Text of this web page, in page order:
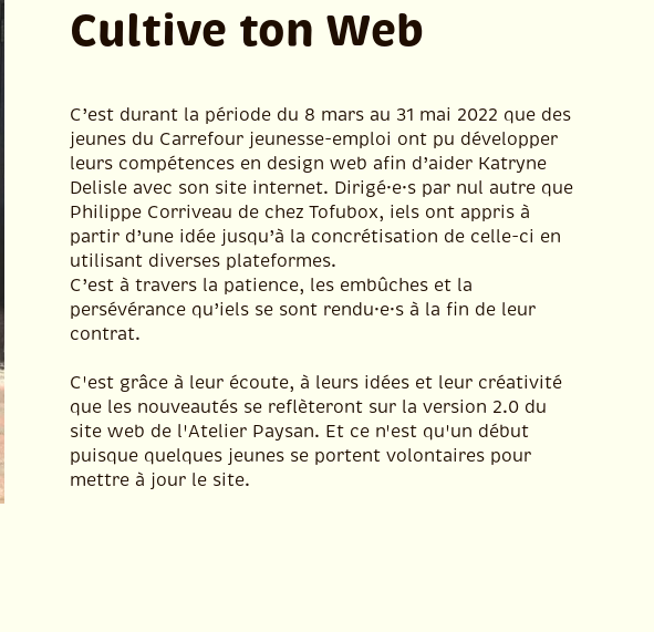
Cultive ton Web
C’est durant la période du 8 mars au 31 mai 2022 que des
jeunes du Carrefour jeunesse-emploi ont pu développer
leurs compétences en design web afin d’aider Katryne
Delisle avec son site internet. Dirigé·e·s par nul autre que
Philippe Corriveau de chez Tofubox, iels ont appris à
partir d’une idée jusqu’à la concrétisation de celle-ci en
utilisant diverses plateformes.
C’est à travers la patience, les embûches et la
persévérance qu’iels se sont rendu·e·s à la fin de leur
contrat.
C'est grâce à leur écoute, à leurs idées et leur créativité
que les nouveautés se reflèteront sur la version 2.0 du
site web de l'Atelier Paysan. Et ce n'est qu'un début
puisque quelques jeunes se portent volontaires pour
mettre à jour le site.